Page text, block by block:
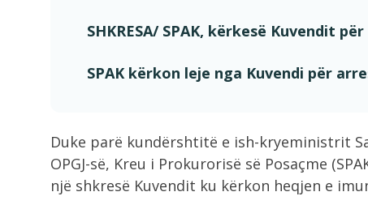
SHKRESA/ SPAK, kërkesë Kuvendit
SPAK kërkon leje nga Kuvendi për
Duke parë kundërshtitë e ish-kryeministrit
OPGJ-së, Kreu i Prokurorisë së Posaçme
një shkresë Kuvendit ku kërkon heqjen e